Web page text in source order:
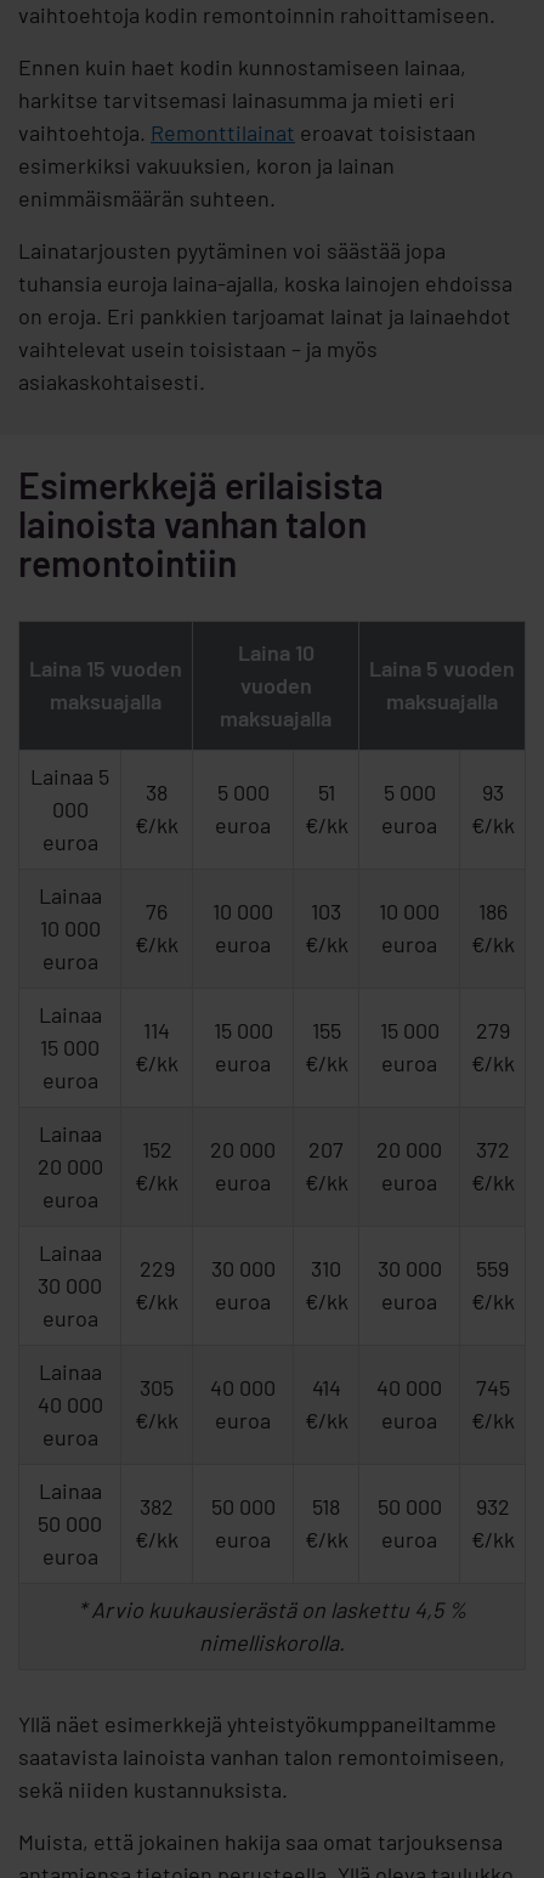
vaihtoehtoja kodin remontoinnin rahoittamiseen.
Ennen kuin haet kodin kunnostamiseen lainaa,
harkitse tarvitsemasi lainasumma ja mieti eri
vaihtoehtoja. Remonttilainat eroavat toisistaan
esimerkiksi vakuuksien, koron ja lainan
enimmäismäärän suhteen.
Lainatarjousten pyytäminen voi säästää jopa
tuhansia euroja laina-ajalla, koska lainojen ehdoissa
on eroja. Eri pankkien tarjoamat lainat ja lainaehdot
vaihtelevat usein toisistaan – ja myös
asiakaskohtaisesti.
Esimerkkejä erilaisista
lainoista vanhan talon
remontointiin
Laina 15 vuoden
maksuajalla
Laina 10
vuoden
maksuajalla
Laina 5 vuoden
maksuajalla
Lainaa 5
000
euroa
38
€/kk
5 000
euroa
51
€/kk
5 000
euroa
93
€/kk
Lainaa
10 000
euroa
76
€/kk
10 000
euroa
103
€/kk
10 000
euroa
186
€/kk
Lainaa
15 000
euroa
114
€/kk
15 000
euroa
155
€/kk
15 000
euroa
279
€/kk
Lainaa
20 000
euroa
152
€/kk
20 000
euroa
207
€/kk
20 000
euroa
372
€/kk
Lainaa
30 000
euroa
229
€/kk
30 000
euroa
310
€/kk
30 000
euroa
559
€/kk
Lainaa
40 000
euroa
305
€/kk
40 000
euroa
414
€/kk
40 000
euroa
745
€/kk
Lainaa
50 000
euroa
382
€/kk
50 000
euroa
518
€/kk
50 000
euroa
932
€/kk
* Arvio kuukausierästä on laskettu 4,5 %
nimelliskorolla.
Yllä näet esimerkkejä yhteistyökumppaneiltamme
saatavista lainoista vanhan talon remontoimiseen,
sekä niiden kustannuksista.
Muista, että jokainen hakija saa omat tarjouksensa